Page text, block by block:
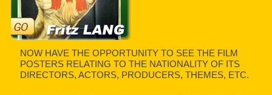
NOW HAVE THE OPPORTUNITY TO SEE THE FILM
POSTERS RELATING TO THE NATIONALITY OF ITS
DIRECTORS, ACTORS, PRODUCERS, THEMES, ETC.